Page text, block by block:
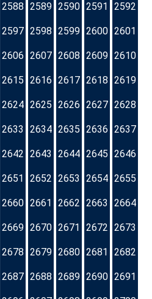
2588 2589 2590 2591 2592
2597 2598 2599 2600 2601
2606 2607 2608 2609 2610
2615 2616 2617 2618 2619
2624 2625 2626 2627 2628
2633 2634 2635 2636 2637
2642 2643 2644 2645 2646
2651 2652 2653 2654 2655
2660 2661 2662 2663 2664
2669 2670 2671 2672 2673
2678 2679 2680 2681 2682
2687 2688 2689 2690 2691